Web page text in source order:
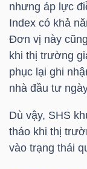
nhưng áp lực
Index có khả
Đơn vị này
khi thị trường
phục lại ghi
nhà đầu tư
Dù vậy, SHS
tháo khi thị
vào trạng thái
HÓA
KINH
TẾ
THẾ
GIỚI